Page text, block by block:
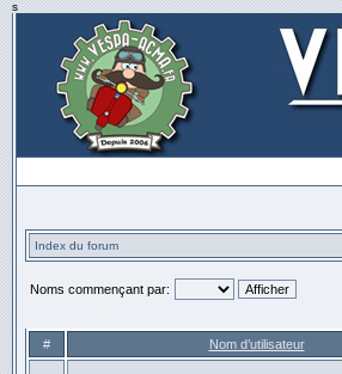
s
Index du forum
Noms commençant par:
#
Nom d’utilisateur